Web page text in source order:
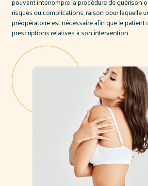
risques ou complications, raison pour laquelle
préopératoire est nécessaire afin que le
prescriptions relatives à son intervention.